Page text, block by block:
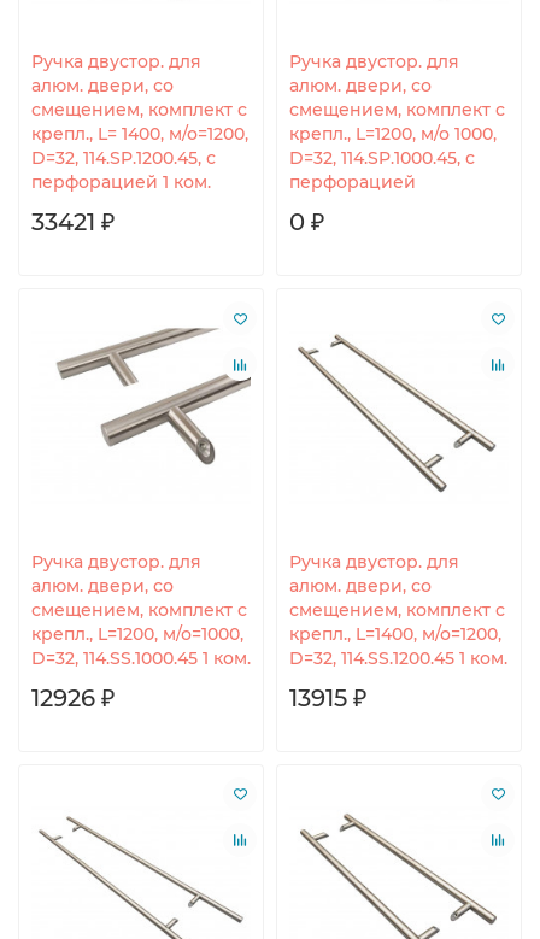
Ручка двустор. для
алюм. двери, со
смещением, комплект с
крепл., L= 1400, м/о=1200,
D=32, 114.SP.1200.45, с
перфорацией 1 ком.
33421 ₽
Ручка двустор. для
алюм. двери, со
смещением, комплект с
крепл., L=1200, м/о 1000,
D=32, 114.SP.1000.45, с
перфорацией
0 ₽
Ручка двустор. для
алюм. двери, со
смещением, комплект с
крепл., L=1200, м/о=1000,
D=32, 114.SS.1000.45 1 ком.
12926 ₽
Ручка двустор. для
алюм. двери, со
смещением, комплект с
крепл., L=1400, м/о=1200,
D=32, 114.SS.1200.45 1 ком.
13915 ₽